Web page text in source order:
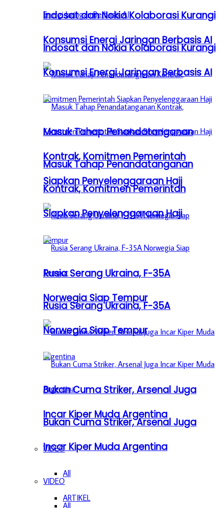
Indosat dan Nokia Kolaborasi Kurangi
Konsumsi Energi Jaringan Berbasis AI
Masuk Tahap Penandatanganan
Kontrak, Komitmen Pemerintah
Siapkan Penyelenggaraan Haji
Rusia Serang Ukraina, F-35A
Norwegia Siap Tempur
Bukan Cuma Striker, Arsenal Juga
Incar Kiper Muda Argentina
VIDEO
All
ARTIKEL
Indosat dan Nokia Kolaborasi Kurangi
Konsumsi Energi Jaringan Berbasis AI
Masuk Tahap Penandatanganan
Kontrak, Komitmen Pemerintah
Siapkan Penyelenggaraan Haji
Rusia Serang Ukraina, F-35A
Norwegia Siap Tempur
Bukan Cuma Striker, Arsenal Juga
Incar Kiper Muda Argentina
VIDEO
All